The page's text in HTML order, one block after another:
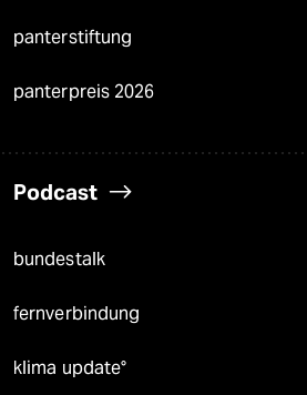
panterstiftung
panterpreis 2026
Podcast
bundestalk
fernverbindung
klima update°